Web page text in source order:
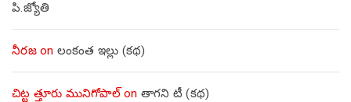
పి.జ్యోతి
నీరజon లంకంత ఇల్లు (కథ)
చిట్ట త్తూరు మునిగోపాల్ on తాగని టీ (కథ)